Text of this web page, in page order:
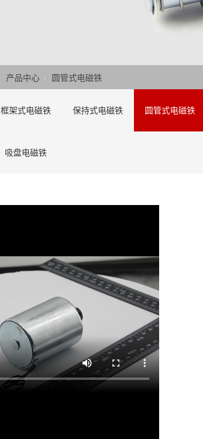
产品中心 圆管式电磁铁
框架式电磁铁 保持式电磁铁 圆管式电磁铁
吸盘电磁铁